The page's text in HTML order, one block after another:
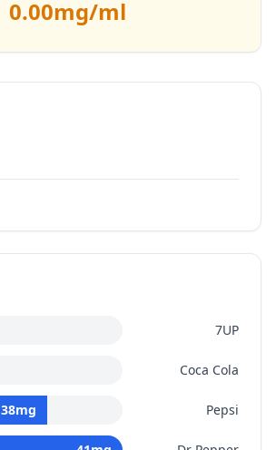
0.00mg/ml
7UP
Coca Cola
38mg Pepsi